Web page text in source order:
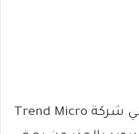
ينصح أحد الباحثين الأمنيين في شركة Trend Micro